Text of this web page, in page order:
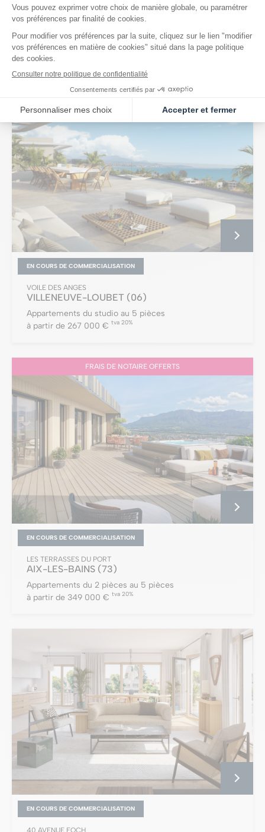
COEUR DE CARNOLÈS
ROQUEBRUNE-CAP-MARTIN
Appartements du 2 pièces aux duplex de 5 pièces
à partir de 380 000 €
tva 20%
NOUVEAUX PRIX + REMISE EXCEPTIONNELLE + FRAIS DE NOTAIRE
EN COURS DE COMMERCIALISATION
VOILE DES ANGES
VILLENEUVE-LOUBET (06)
Appartements du studio au 5 pièces
à partir de 267 000 € tva 20%
FRAIS DE NOTAIRE OFFERTS
EN COURS DE COMMERCIALISATION
LES TERRASSES DU PORT
AIX-LES-BAINS (73)
Appartements du 2 pièces au 5 pièces
à partir de 349 000 € tva 20%
EN COURS DE COMMERCIALISATION